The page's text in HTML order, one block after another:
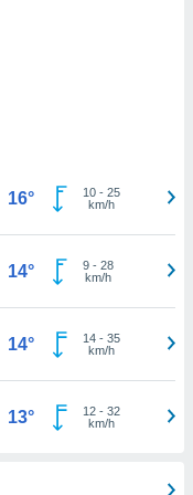
16° 10- 25
km/h
14° 9- 28
km/h
14° 14- 35
km/h
13° 12- 32
km/h